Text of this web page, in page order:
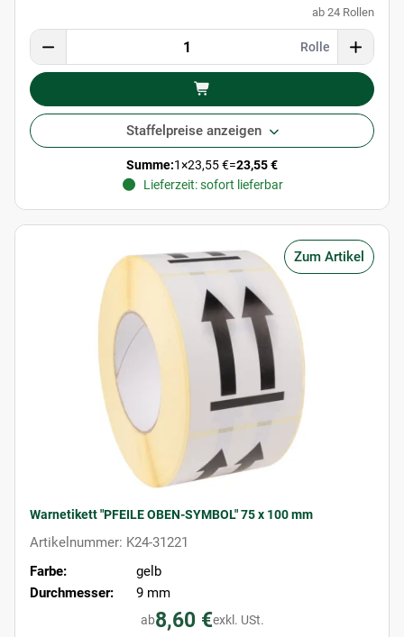
ab 24 Rollen
Rolle
Staffelpreise anzeigen
Summe:1×23,55 €=23,55 €
Lieferzeit: sofort lieferbar
Zum Artikel
Warnetikett "PFEILE OBEN-SYMBOL" 75 x 100 mm
Artikelnummer: K24-31221
Farbe:
gelb
Durchmesser:
9 mm
ab8,60 €exkl. USt.